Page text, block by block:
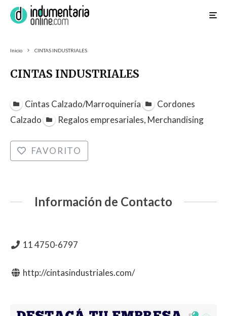
Inicio CINTAS INDUSTRIALES
CINTAS INDUSTRIALES
Cintas Calzado/Marroquinería
Cordones
Calzado
Regalos empresariales, Merchandising
FAVORITO
Información de Contacto
11 4750-6797
http://cintasindustriales.com/